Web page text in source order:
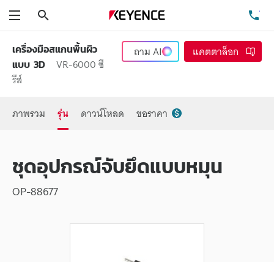
เครื่องมือสแกนพื้นผิว
แบบ 3D
VR-6000 ซี
รีส์
ถามAI แคตตาล็อก
ภาพรวม รุ่น ดาวน์โหลด ขอราคา
ชุดอุปกรณ์จับยึดแบบหมุน
OP-88677